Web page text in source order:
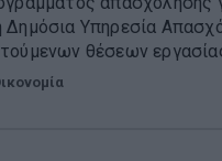
Υπηρεσία
θέσεων